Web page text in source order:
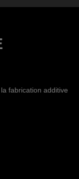
fabrication additive